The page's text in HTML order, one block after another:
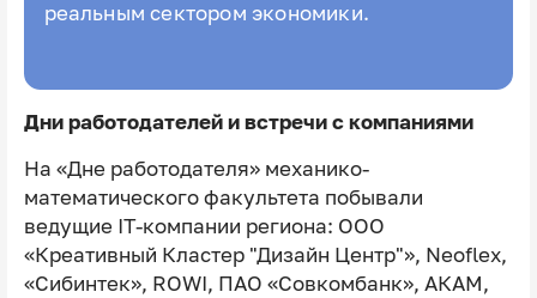
реальным сектором экономики.
Дни работодателей и встречи с компаниями
На «Дне работодателя» механико-
математического факультета побывали
ведущие IT-компании региона: ООО
«Креативный Кластер "Дизайн Центр"», Neoflex,
«Сибинтек», ROWI, ПАО «Совкомбанк», АКАМ,